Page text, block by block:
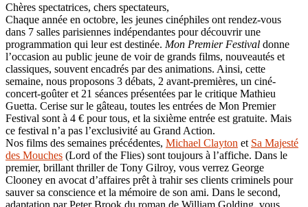
Chères spectatrices, chers spectateurs,
Chaque année en octobre, les jeunes cinéphiles ont rendez-vous
dans 7 salles parisiennes indépendantes pour découvrir une
programmation qui leur est destinée. Mon Premier Festival donne
l’occasion au public jeune de voir de grands films, nouveautés et
classiques, souvent encadrés par des animations. Ainsi, cette
semaine, nous proposons 3 débats, 2 avant-premières, un ciné-
concert-goûter et 21 séances présentées par le critique Mathieu
Guetta. Cerise sur le gâteau, toutes les entrées de Mon Premier
Festival sont à 4 € pour tous, et la sixième entrée est gratuite. Mais
ce festival n’a pas l’exclusivité au Grand Action.
Nos films des semaines précédentes, Michael Clayton et Sa Majesté
des Mouches (Lord of the Flies) sont toujours à l’affiche. Dans le
premier, brillant thriller de Tony Gilroy, vous verrez George
Clooney en avocat d’affaires prêt à trahir ses clients criminels pour
sauver sa conscience et la mémoire de son ami. Dans le second,
adaptation par Peter Brook du roman de William Golding, vous